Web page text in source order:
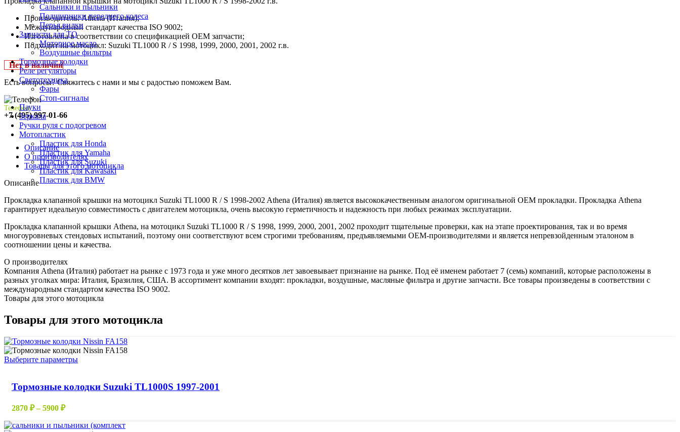
Сальники и пыльники
Подшипники переднего колеса
Перья вилки
Запчасти для ТО
Моторное масло
Воздушные фильтры
Тормозные колодки
Реле регуляторы
Cветотехника
Фары
Стоп-сигналы
Пауки
Зеркала
Ручки руля с подогревом
Мотопластик
Пластик для Honda
Пластик для Yamaha
Пластик для Suzuki
Пластик для Kawasaki
Пластик для BMW
Производитель: Athena (Италия);
Международный стандарт качества ISO 9002;
Изготовлена в соответствии со спецификацией OEM запчасти;
Подходит на мотоцикл: Suzuki TL1000 R / S 1998, 1999, 2000, 2001, 2002 г.в.
Нет в наличии
Есть вопросы? Свяжитесь с нами и мы с радостью поможем Вам.
Телефон:
+7 (495) 997-01-66
Описание
О производителях
Товары для этого мотоцикла
Описание
Прокладка клапанной крышки на мотоцикл Suzuki TL1000 R / S 1998-2002 Athena (Италия) является высококачественным аналогом оригинальной OEM прокладки. Прокладка Athena
гарантирует идеальную совместимость с двигателем мотоцикла, очень высокую герметичность и надежность при любых режимах эксплуатации.
Прокладка клапанной крышки Athena, на мотоцикл Suzuki TL1000 R / S 1998, 1999, 2000, 2001, 2002 проходит тщательные проверки, как на этапе проектирования, так и во время
многоуровневых стендовых испытаний, поэтому они соответствуют всем строгими требованиям, предъявляемыми OEM-производителями и является непревзойденным эталоном в
соотношении цены и качества.
О производителях
Компания Athena (Италия) работает на рынке с 1973 года и уже много десятков лет завоевывает признание на рынке. Под её именем работает 7 (семь) компаний, которые расположены в
разных уголках мира: Италия, Бразилия, США. В ассортимент компании входят: прокладки, воздушные, масляные фильтра и другие запчасти. Все товары произведены в соответствии с
международным стандартом качества ISO 9002.
Товары для этого мотоцикла
Товары для этого мотоцикла
Выберите параметрыЭтот
несколько
выбрать
Тормозные колодки Suzuki TL1000S 1997-2001
2870 ₽ – 5900 ₽Диапазон
2870 ₽